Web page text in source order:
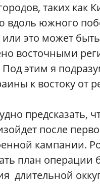
таких как
вдоль южного
это может
восточными
этим я
к востоку от
предсказать,
после
кампании.
план операции
длительной